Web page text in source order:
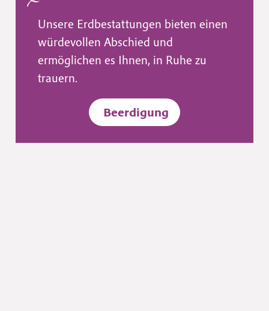
Unsere Erdbestattungen bieten einen
würdevollen Abschied und
ermöglichen es Ihnen, in Ruhe zu
trauern.
Beerdigung